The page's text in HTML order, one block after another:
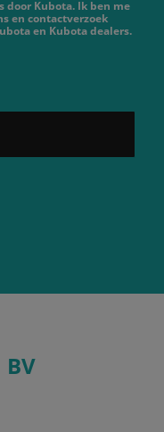
door Kubota. Ik ben me
en contactverzoek
en Kubota dealers.
BV